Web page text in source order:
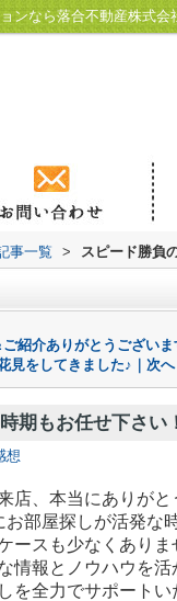
ンなら落合不動産株式会
事一覧 > スピード勝負
紹介ありがとうございま
見をしてきました♪｜次
期もお任せ下さい
想
店、本当にありがと
部屋探しが活発な
ースも少なくありま
情報とノウハウを
を全力でサポートい